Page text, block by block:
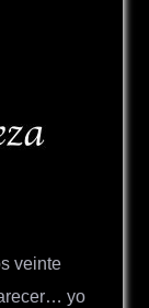
veinte
yo